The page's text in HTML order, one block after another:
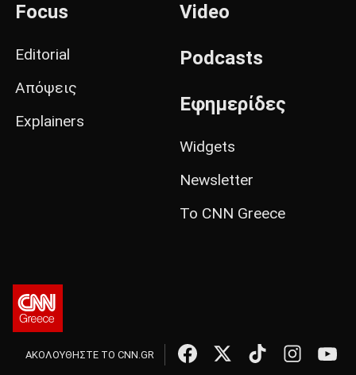
Focus
Editorial
Απόψεις
Explainers
Video
Podcasts
Εφημερίδες
Widgets
Newsletter
Το CNN Greece
ΑΚΟΛΟΥΘΗΣΤΕ ΤΟ CNN.GR